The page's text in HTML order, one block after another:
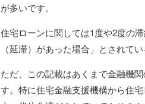
が多いです。
住宅ローンに関しては1度や2度の
（延滞）があった場合」とされてい
ただ、この記載はあくまで金融機
す。特に住宅金融支援機構から住